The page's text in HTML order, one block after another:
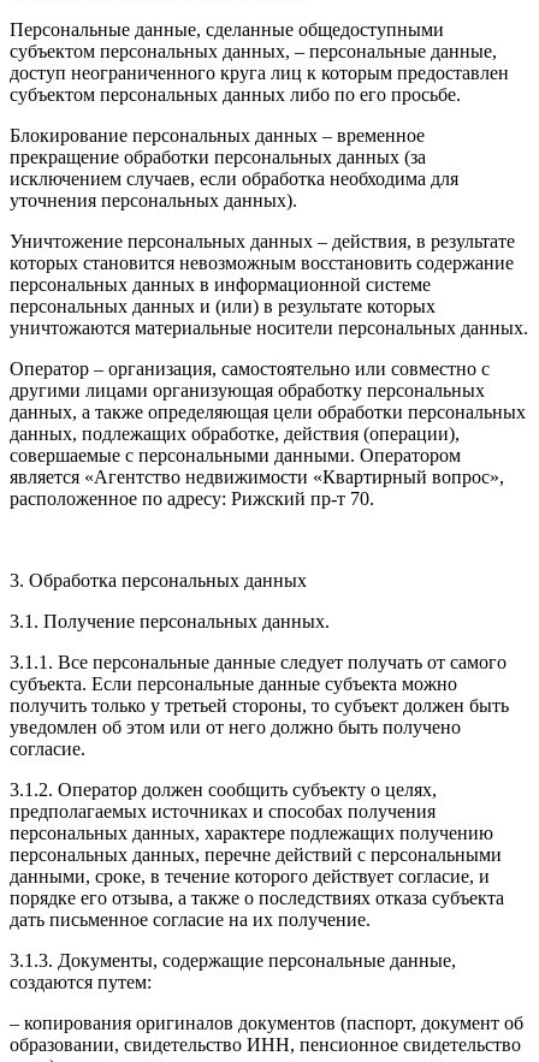
Персональные данные, сделанные общедоступными
субъектом персональных данных, – персональные данные,
доступ неограниченного круга лиц к которым предоставлен
субъектом персональных данных либо по его просьбе.
Блокирование персональных данных – временное
прекращение обработки персональных данных (за
исключением случаев, если обработка необходима для
уточнения персональных данных).
Уничтожение персональных данных – действия, в результате
которых становится невозможным восстановить содержание
персональных данных в информационной системе
персональных данных и (или) в результате которых
уничтожаются материальные носители персональных данных.
Оператор – организация, самостоятельно или совместно с
другими лицами организующая обработку персональных
данных, а также определяющая цели обработки персональных
данных, подлежащих обработке, действия (операции),
совершаемые с персональными данными. Оператором
является «Агентство недвижимости «Квартирный вопрос»,
расположенное по адресу: Рижский пр-т 70.
3. Обработка персональных данных
3.1. Получение персональных данных.
3.1.1. Все персональные данные следует получать от самого
субъекта. Если персональные данные субъекта можно
получить только у третьей стороны, то субъект должен быть
уведомлен об этом или от него должно быть получено
согласие.
3.1.2. Оператор должен сообщить субъекту о целях,
предполагаемых источниках и способах получения
персональных данных, характере подлежащих получению
персональных данных, перечне действий с персональными
данными, сроке, в течение которого действует согласие, и
порядке его отзыва, а также о последствиях отказа субъекта
дать письменное согласие на их получение.
3.1.3. Документы, содержащие персональные данные,
создаются путем:
– копирования оригиналов документов (паспорт, документ об
образовании, свидетельство ИНН, пенсионное свидетельство